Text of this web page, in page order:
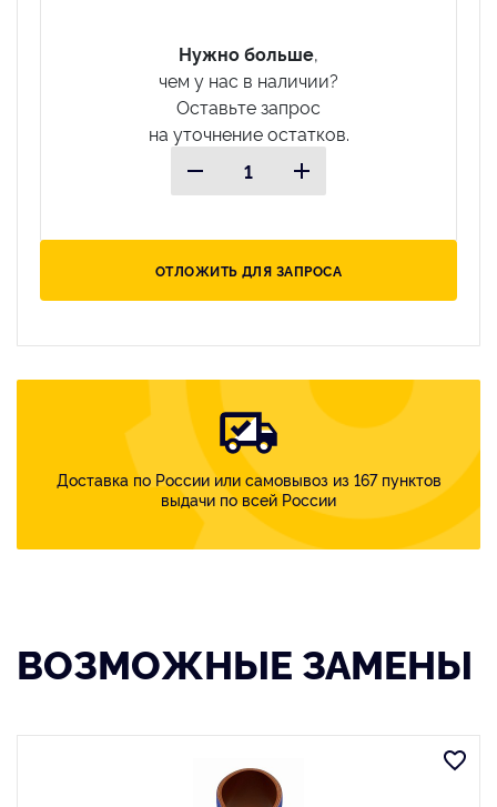
Нужно больше,
чем у нас в наличии?
Оставьте запрос
на уточнение остатков.
ОТЛОЖИТЬ ДЛЯ ЗАПРОСА
Доставка по России или самовывоз из 167 пунктов
выдачи по всей России
ВОЗМОЖНЫЕ ЗАМЕНЫ